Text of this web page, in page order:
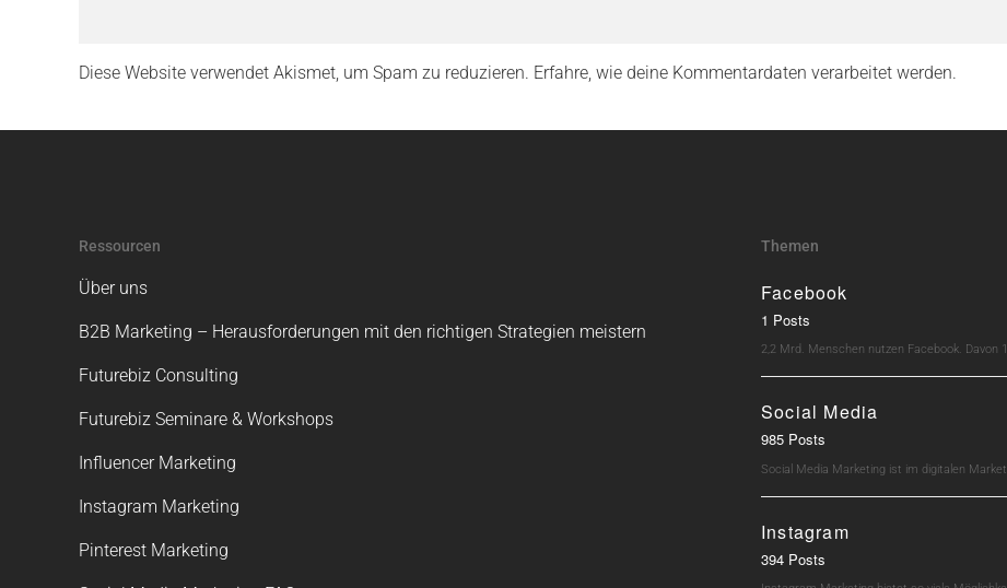
Diese Website verwendet Akismet, um Spam zu reduzieren. Erfahre, wie deine Kommentardaten verarbeitet werden.
Ressourcen
Über uns
B2B Marketing – Herausforderungen mit den richtigen Strategien meistern
Futurebiz Consulting
Futurebiz Seminare & Workshops
Influencer Marketing
Instagram Marketing
Pinterest Marketing
Themen
Facebook
1 Posts
2,2 Mrd. Menschen nutzen Facebook. Davon
Social Media
985 Posts
Social Media Marketing ist im digitalen
Instagram
394 Posts